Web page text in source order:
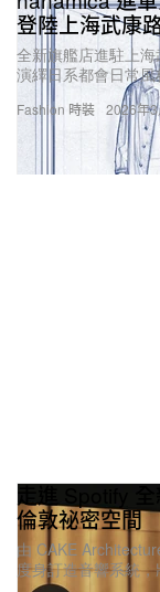
Fashion 時裝
登陸上海武康
全新旗艦店進駐上
演繹日系都會日常風
2026年
走進 Spotify
倫敦祕密空間
由 CAKE
度身訂造音響系統，